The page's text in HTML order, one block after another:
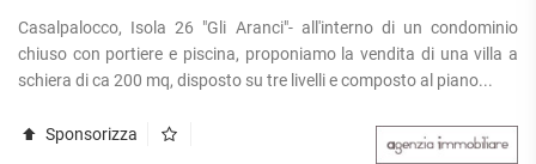
Casalpalocco, Isola 26 "Gli Aranci"- all'interno di un condominio
chiuso con portiere e piscina, proponiamo la vendita di una villa a
schiera di ca 200 mq, disposto su tre livelli e composto al piano...
Sponsorizza